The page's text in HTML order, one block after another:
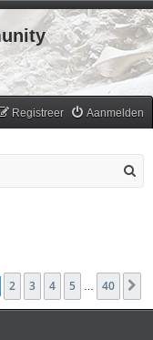
Aanmelden
Registreer
1 van 40
2 3 4 5 40